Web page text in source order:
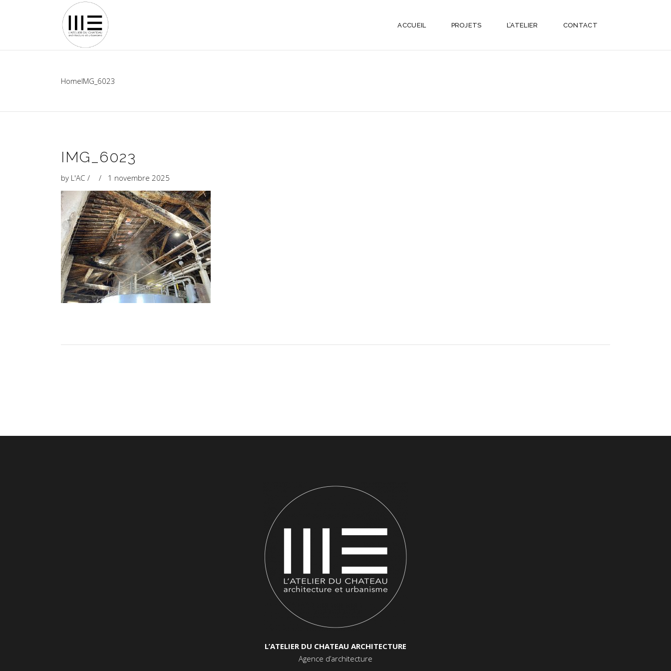
ACCUEIL PROJETS L’ATELIER CONTACT
HomeIMG_6023
IMG_6023
by L'AC 1 novembre 2025
L’ATELIER DU CHATEAU ARCHITECTURE
Agence d’architecture